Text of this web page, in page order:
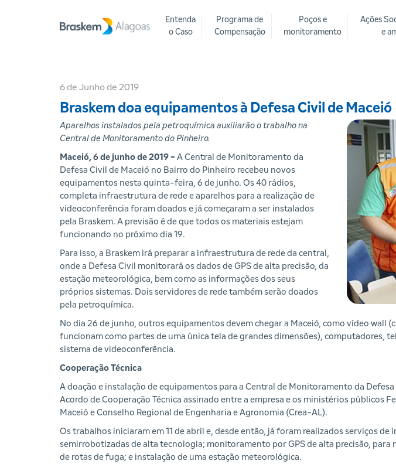
Entenda
o Caso
Programa de
Compensação
Poços e
monitoramento
Ações
e
6 de Junho de 2019
Braskem doa equipamentos à Defesa Civil de Maceió
Aparelhos instalados pela petroquímica auxiliarão o trabalho na
Central de Monitoramento do Pinheiro.
Maceió, 6 de junho de 2019 - A Central de Monitoramento da
Defesa Civil de Maceió no Bairro do Pinheiro recebeu novos
equipamentos nesta quinta-feira, 6 de junho. Os 40 rádios,
completa infraestrutura de rede e aparelhos para a realização de
videoconferência foram doados e já começaram a ser instalados
pela Braskem. A previsão é de que todos os materiais estejam
funcionando no próximo dia 19.
Para isso, a Braskem irá preparar a infraestrutura de rede da central,
onde a Defesa Civil monitorará os dados de GPS de alta precisão, da
estação meteorológica, bem como as informações dos seus
próprios sistemas. Dois servidores de rede também serão doados
pela petroquímica.
No dia 26 de junho, outros equipamentos devem chegar a Maceió, como vídeo
funcionam como partes de uma única tela de grandes dimensões), computadores,
sistema de videoconferência.
Cooperação Técnica
A doação e instalação de equipamentos para a Central de Monitoramento da
Acordo de Cooperação Técnica assinado entre a empresa e os ministérios públicos
Maceió e Conselho Regional de Engenharia e Agronomia (Crea-AL).
Os trabalhos iniciaram em 11 de abril e, desde então, já foram realizados serviços
semirrobotizadas de alta tecnologia; monitoramento por GPS de alta precisão, para
de rotas de fuga; e instalação de uma estação meteorológica.